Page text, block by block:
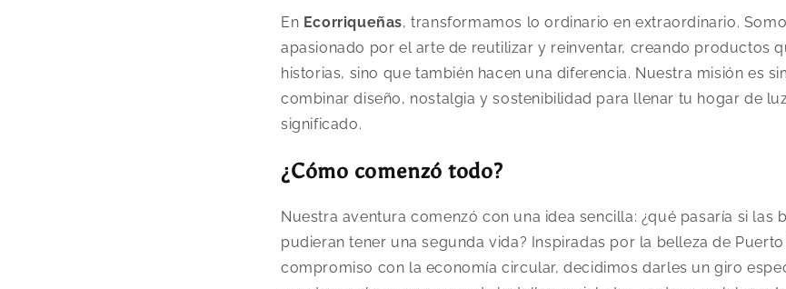
En Ecorriqueñas, transformamos lo ordinario en extraordinario.
apasionado por el arte de reutilizar y reinventar, creando productos
historias, sino que también hacen una diferencia. Nuestra misión es
combinar diseño, nostalgia y sostenibilidad para llenar tu hogar de
significado.
¿Cómo comenzó todo?
Nuestra aventura comenzó con una idea sencilla: ¿qué pasaría si las
pudieran tener una segunda vida? Inspiradas por la belleza de
compromiso con la economía circular, decidimos darles un giro